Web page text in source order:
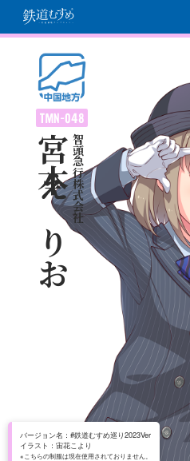
宮本えりお智頭急行株式会社
バージョン名：#鉄道むすめ巡り2023Ver
イラスト：宙花こより
※こちらの制服は現在使用されておりません。